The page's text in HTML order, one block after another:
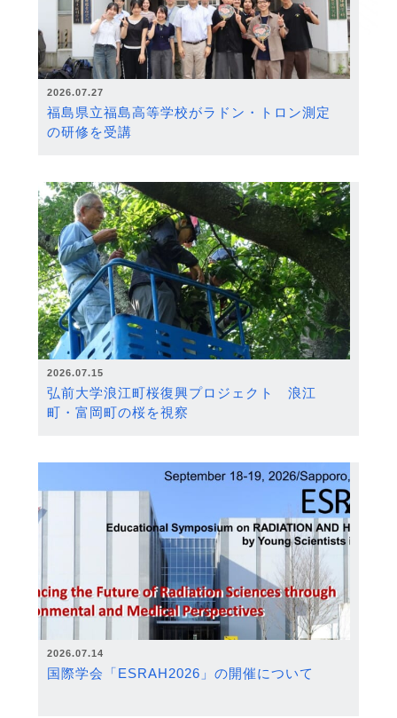
2026.07.27
福島県立福島高等学校がラドン・トロン測定
の研修を受講
2026.07.15
弘前大学浪江町桜復興プロジェクト 浪江
町・富岡町の桜を視察
2026.07.14
国際学会「ESRAH2026」の開催について